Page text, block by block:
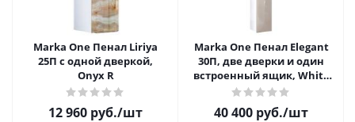
Marka One Пенал Liriya
25П с одной дверкой,
Onyx R
12 960 руб./шт
Marka One Пенал Elegant
30П, две дверки и один
встроенный ящик, White
R
40 400 руб./шт